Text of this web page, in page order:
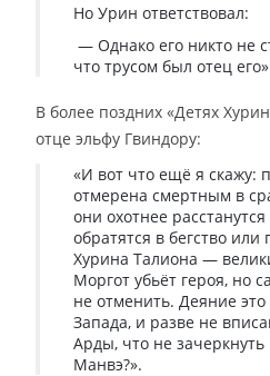
Но Урин ответствовал:
— Однако его никто не
что трусом был отец
В более поздних «Детях
отце эльфу Гвиндору:
«И вот что ещё я скажу:
отмерена смертным в
они охотнее
обратятся в бегство или
Хурина Талиона —
Моргот убьёт героя, но
не отменить. Деяние
Запада, и разве не
Арды, что не
Манвэ?».